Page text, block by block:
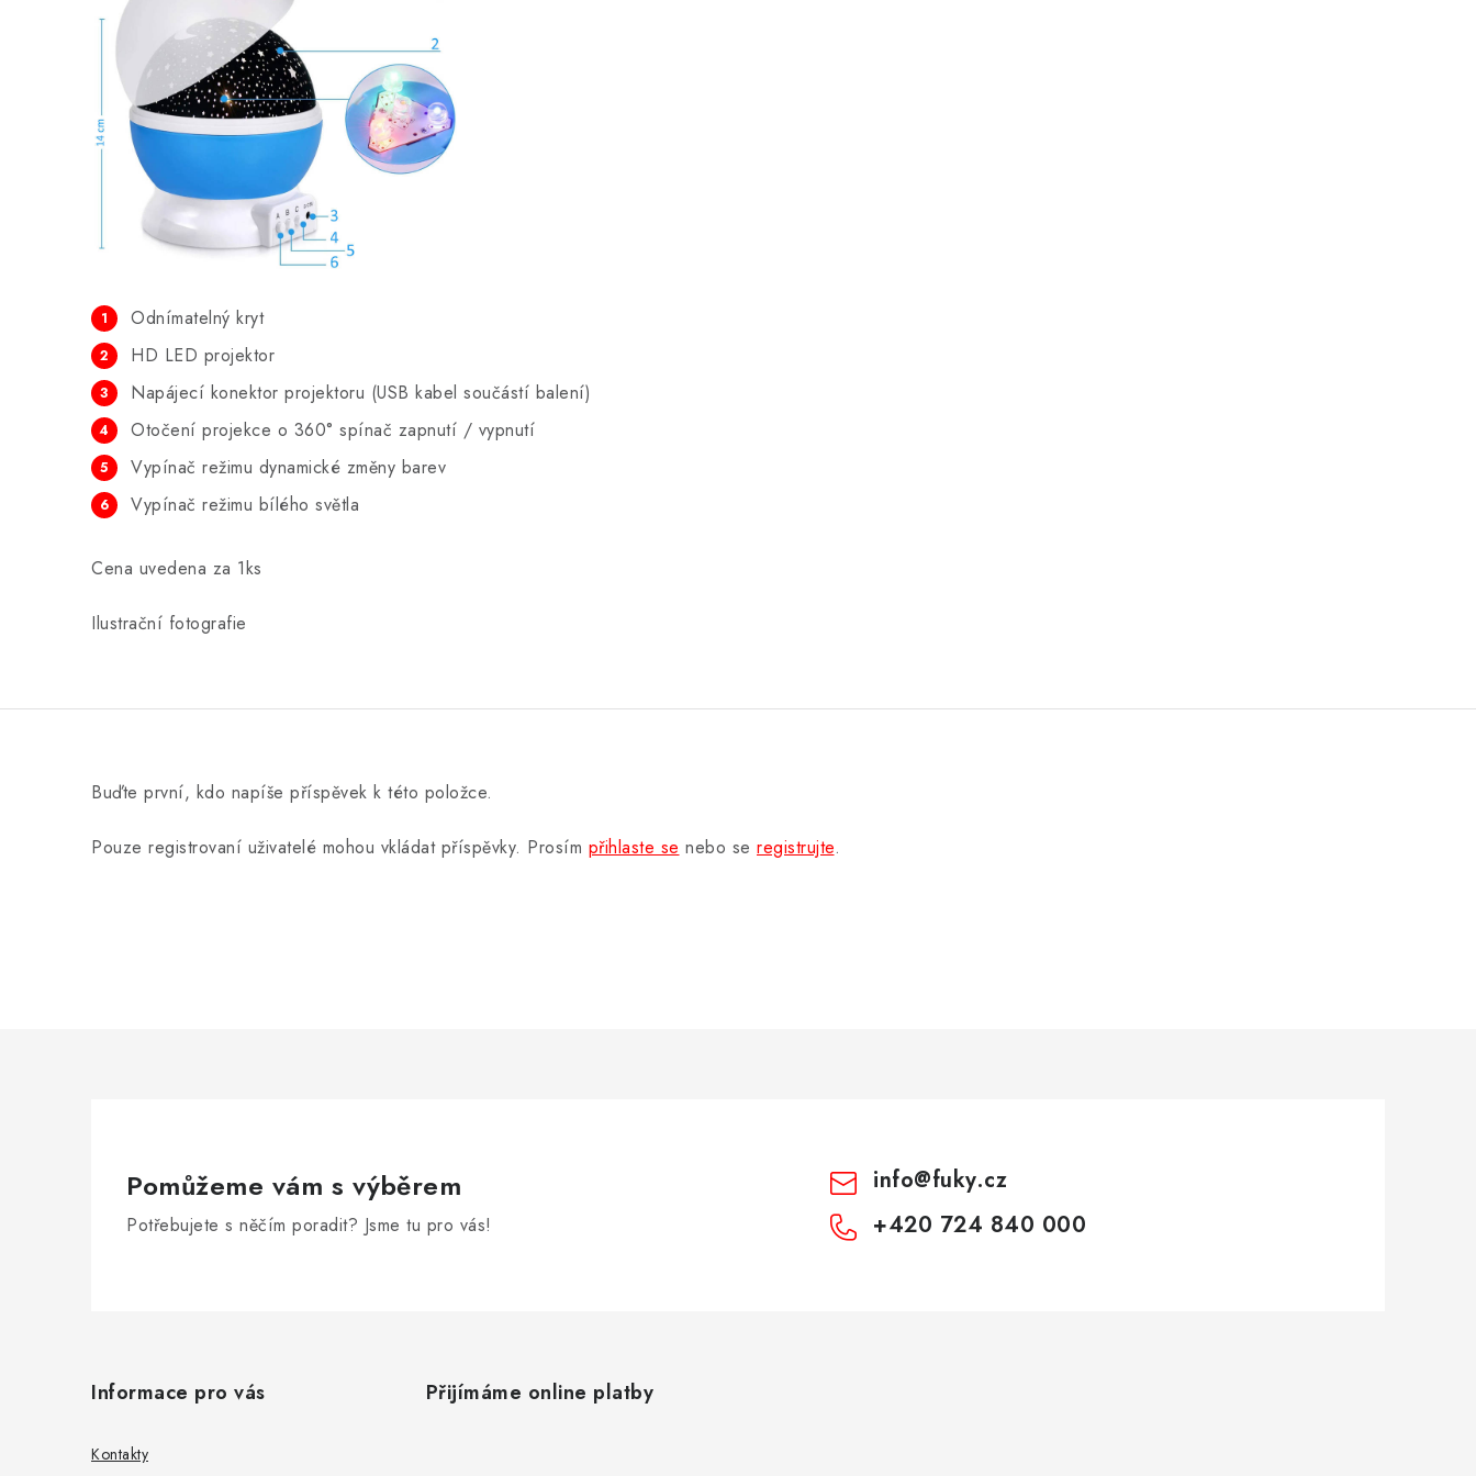
Odnímatelný kryt
HD LED projektor
Napájecí konektor projektoru (USB kabel součástí balení)
Otočení projekce o 360° spínač zapnutí / vypnutí
Vypínač režimu dynamické změny barev
Vypínač režimu bílého světla
Cena uvedena za 1ks
Ilustrační fotografie
Buďte první, kdo napíše příspěvek k této položce.
Pouze registrovaní uživatelé mohou vkládat příspěvky. Prosím přihlaste se nebo se registrujte.
Pomůžeme vám s výběrem
Potřebujete s něčím poradit? Jsme tu pro vás!
info@fuky.cz
+420 724 840 000
Informace pro vás
Kontakty
Přijímáme online platby